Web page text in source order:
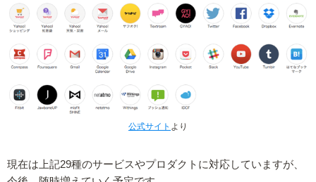
公式サイト より
現在は上記29種のサービスやプロダクトに対応していますが、